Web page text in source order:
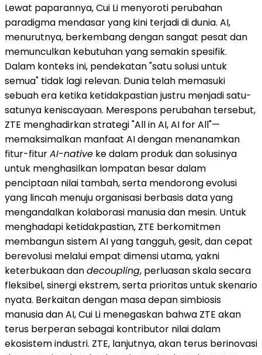
Lewat paparannya, Cui Li menyoroti perubahan
paradigma mendasar yang kini terjadi di dunia. AI,
menurutnya, berkembang dengan sangat pesat dan
memunculkan kebutuhan yang semakin spesifik.
Dalam konteks ini, pendekatan "satu solusi untuk
semua" tidak lagi relevan. Dunia telah memasuki
sebuah era ketika ketidakpastian justru menjadi satu-
satunya keniscayaan. Merespons perubahan tersebut,
ZTE menghadirkan strategi "All in AI, AI for All"—
memaksimalkan manfaat AI dengan menanamkan
fitur-fiturAI-native ke dalam produk dan solusinya
untuk menghasilkan lompatan besar dalam
penciptaan nilai tambah, serta mendorong evolusi
yang lincah menuju organisasi berbasis data yang
mengandalkan kolaborasi manusia dan mesin. Untuk
menghadapi ketidakpastian, ZTE berkomitmen
membangun sistem AI yang tangguh, gesit, dan cepat
berevolusi melalui empat dimensi utama, yakni
keterbukaan dandecoupling, perluasan skala secara
fleksibel, sinergi ekstrem, serta prioritas untuk skenario
nyata. Berkaitan dengan masa depan simbiosis
manusia dan AI, Cui Li menegaskan bahwa ZTE akan
terus berperan sebagai kontributor nilai dalam
ekosistem industri. ZTE, lanjutnya, akan terus berinovasi